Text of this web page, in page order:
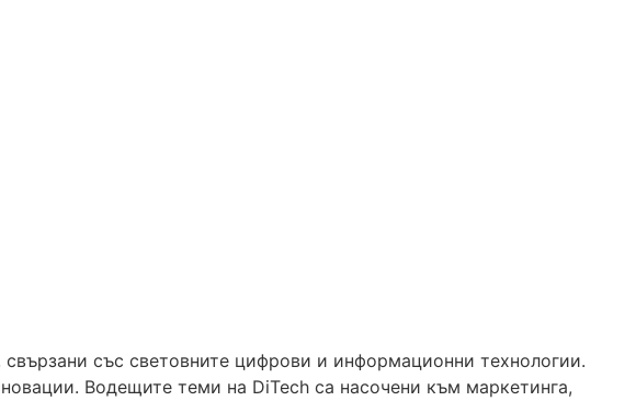
със световните цифрови и информационни технологии.
Водещите теми на DiTech са насочени към маркетинга,